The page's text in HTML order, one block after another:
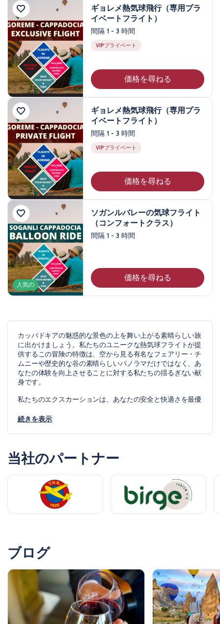
ギョレメ熱気球飛行（専用プラ
イベートフライト）
間隔 1 - 3 時間
VIPプライベート
価格を尋ねる
ギョレメ熱気球飛行（専用プラ
イベートフライト）
間隔 1 - 3 時間
VIPプライベート
価格を尋ねる
人気の
ソガンルバレーの気球フライト
（コンフォートクラス）
間隔 1 - 3 時間
価格を尋ねる
カッパドキアの魅惑的な景色の上を舞い上がる素晴らしい旅
に出かけましょう。私たちのユニークな熱気球フライトが提
供するこの冒険の特徴は、空から見る有名なフェアリー・チ
ムニーや歴史的な谷の素晴らしいパノラマだけではなく、あ
なたの体験を向上させることに対する私たちの揺るぎない献
身です。
私たちのエクスカーションは、あなたの安全と快適さを最優
ェックインから熟練のパイロットによる気球操縦まで、各側
カッパドキア観光パスの利点を享受しましょう
続きを表示
当社のパートナー
ブログ